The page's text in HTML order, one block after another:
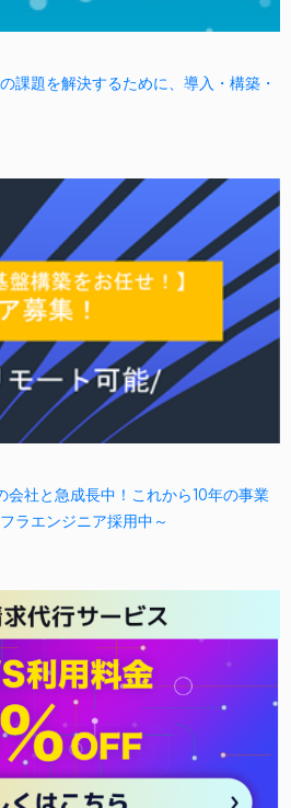
課題を解決するために、導入・構築・
社と急成長中！これから10年の事業
ラエンジニア採用中～